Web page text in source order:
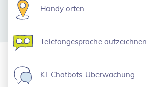
Handy orten
Telefongespräche aufzeichnen
KI-Chatbots-Überwachung